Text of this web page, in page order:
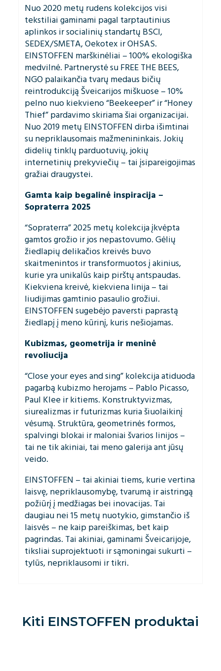
Nuo 2020 metų rudens kolekcijos visi
tekstiliai gaminami pagal tarptautinius
aplinkos ir socialinių standartų BSCI,
SEDEX/SMETA, Oekotex ir OHSAS.
EINSTOFFEN marškinėliai – 100% ekologiška
medvilnė. Partnerystė su FREE THE BEES,
NGO palaikančia tvarų medaus bičių
reintrodukciją Šveicarijos miškuose – 10%
pelno nuo kiekvieno “Beekeeper” ir “Honey
Thief” pardavimo skiriama šiai organizacijai.
Nuo 2019 metų EINSTOFFEN dirba išimtinai
su nepriklausomais mažmenininkais. Jokių
didelių tinklų parduotuvių, jokių
internetinių prekyviečių – tai įsipareigojimas
gražiai draugystei.
Gamta kaip begalinė inspiracija –
Sopraterra 2025
“Sopraterra” 2025 metų kolekcija įkvėpta
gamtos grožio ir jos nepastovumo. Gėlių
žiedlapių delikačios kreivės buvo
skaitmenintos ir transformuotos į akinius,
kurie yra unikalūs kaip pirštų antspaudas.
Kiekviena kreivė, kiekviena linija – tai
liudijimas gamtinio pasaulio grožiui.
EINSTOFFEN sugebėjo paversti paprastą
žiedlapį į meno kūrinį, kuris nešiojamas.
Kubizmas, geometrija ir meninė
revoliucija
“Close your eyes and sing” kolekcija atiduoda
pagarbą kubizmo herojams – Pablo Picasso,
Paul Klee ir kitiems. Konstruktyvizmas,
siurealizmas ir futurizmas kuria šiuolaikinį
vėsumą. Struktūra, geometrinės formos,
spalvingi blokai ir maloniai švarios linijos –
tai ne tik akiniai, tai meno galerija ant jūsų
veido.
EINSTOFFEN – tai akiniai tiems, kurie vertina
laisvę, nepriklausomybę, tvarumą ir aistringą
požiūrį į medžiagas bei inovacijas. Tai
daugiau nei 15 metų nuotykio, gimstančio iš
laisvės – ne kaip pareiškimas, bet kaip
pagrindas. Tai akiniai, gaminami Šveicarijoje,
tiksliai suprojektuoti ir sąmoningai sukurti –
tylūs, nepriklausomi ir tikri.
Kiti EINSTOFFEN produktai